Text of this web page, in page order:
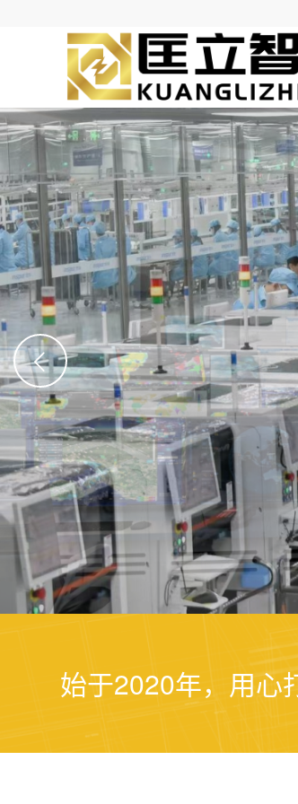
丰富的产品线
公司立足于供配电领域，提供供配电领域全
方试验报告，保证性能参数完全满足现场的
提供了产品的超长时间质保和服务。
查看产品清单
始于2020年，用心